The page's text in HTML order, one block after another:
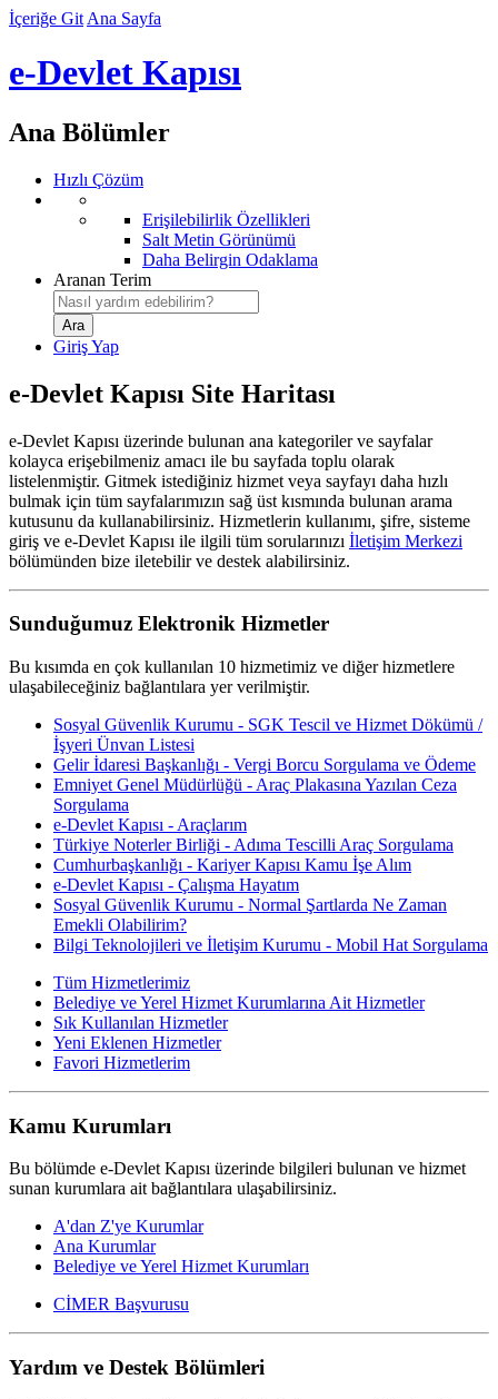
İçeriğe Git Ana Sayfa
e-Devlet Kapısı
Ana Bölümler
Hızlı Çözüm
Erişilebilirlik Özellikleri
Salt Metin Görünümü
Daha Belirgin Odaklama
Aranan Terim
Giriş Yap
e-Devlet Kapısı Site Haritası
e-Devlet Kapısı üzerinde bulunan ana kategoriler ve sayfalar
kolayca erişebilmeniz amacı ile bu sayfada toplu olarak
listelenmiştir. Gitmek istediğiniz hizmet veya sayfayı daha hızlı
bulmak için tüm sayfalarımızın sağ üst kısmında bulunan arama
kutusunu da kullanabilirsiniz. Hizmetlerin kullanımı, şifre, sisteme
giriş ve e-Devlet Kapısı ile ilgili tüm sorularınızı İletişim Merkezi
bölümünden bize iletebilir ve destek alabilirsiniz.
Sunduğumuz Elektronik Hizmetler
Bu kısımda en çok kullanılan 10 hizmetimiz ve diğer hizmetlere
ulaşabileceğiniz bağlantılara yer verilmiştir.
Sosyal Güvenlik Kurumu - SGK Tescil ve Hizmet Dökümü /
İşyeri Ünvan Listesi
Gelir İdaresi Başkanlığı - Vergi Borcu Sorgulama ve Ödeme
Emniyet Genel Müdürlüğü - Araç Plakasına Yazılan Ceza
Sorgulama
e-Devlet Kapısı - Araçlarım
Türkiye Noterler Birliği - Adıma Tescilli Araç Sorgulama
Cumhurbaşkanlığı - Kariyer Kapısı Kamu İşe Alım
e-Devlet Kapısı - Çalışma Hayatım
Sosyal Güvenlik Kurumu - Normal Şartlarda Ne Zaman
Emekli Olabilirim?
Bilgi Teknolojileri ve İletişim Kurumu - Mobil Hat Sorgulama
Tüm Hizmetlerimiz
Belediye ve Yerel Hizmet Kurumlarına Ait Hizmetler
Sık Kullanılan Hizmetler
Yeni Eklenen Hizmetler
Favori Hizmetlerim
Kamu Kurumları
Bu bölümde e-Devlet Kapısı üzerinde bilgileri bulunan ve hizmet
sunan kurumlara ait bağlantılara ulaşabilirsiniz.
A'dan Z'ye Kurumlar
Ana Kurumlar
Belediye ve Yerel Hizmet Kurumları
CİMER Başvurusu
Yardım ve Destek Bölümleri